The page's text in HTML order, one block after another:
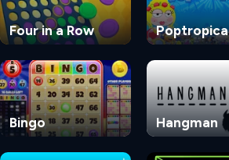
Four in a Row Poptropica
Bingo Hangman